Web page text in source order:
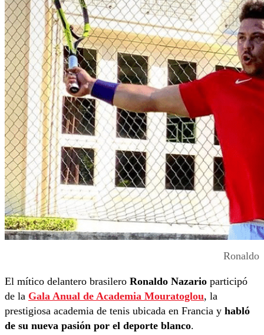
Ronaldo
El mítico delantero brasilero Ronaldo Nazario participó
de la Gala Anual de Academia Mouratoglou, la
prestigiosa academia de tenis ubicada en Francia y habló
de su nueva pasión por el deporte blanco.